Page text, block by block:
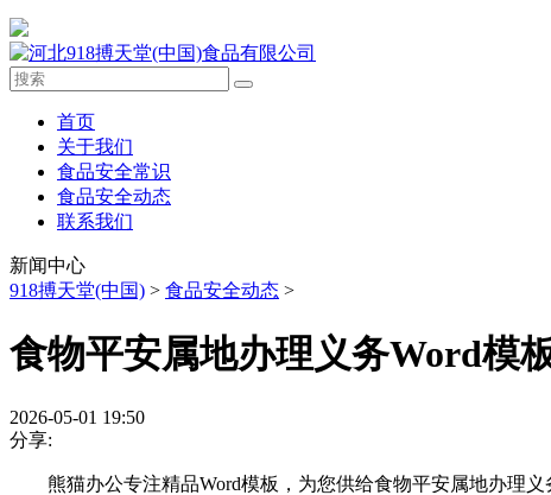
首页
关于我们
食品安全常识
食品安全动态
联系我们
新闻中心
918搏天堂(中国) > 食品安全动态 >
食物平安属地办理义务Word模
2026-05-01 19:50
分享:
熊猫办公专注精品Word模板，为您供给食物平安属地办理义